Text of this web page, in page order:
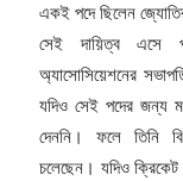
একই পদে ছিলেন
সেই দায়িত্ব এসে
অ্যাসোসিয়েশনের
যদিও সেই পদের জন্য
দেননি। ফলে তিনি
চলেছেন। যদিও ক্রিকেট